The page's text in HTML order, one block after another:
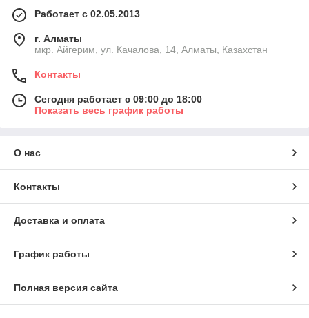
Работает с 02.05.2013
г. Алматы
мкр. Айгерим, ул. Качалова, 14, Алматы, Казахстан
Контакты
Сегодня работает с 09:00 до 18:00
Показать весь график работы
О нас
Контакты
Доставка и оплата
График работы
Полная версия сайта